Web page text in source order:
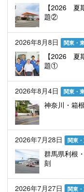
【2026 夏
題②
2026年8月8日 関東・
【2026 夏
題①
2026年8月4日 関東・
神奈川・箱
2026年7月28日 関東
群馬県利根
刻
2026年7月27日 関東